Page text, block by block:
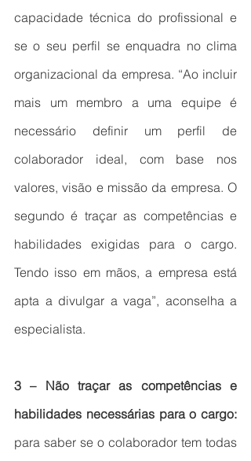
capacidade técnica do profissional e
se o seu perfil se enquadra no clima
organizacional da empresa. “Ao incluir
mais um membro a uma equipe é
necessário definir um perfil de
colaborador ideal, com base nos
valores, visão e missão da empresa. O
segundo é traçar as competências e
habilidades exigidas para o cargo.
Tendo isso em mãos, a empresa está
apta a divulgar a vaga”, aconselha a
especialista.
3 – Não traçar as competências e
para saber se o colaborador tem todas